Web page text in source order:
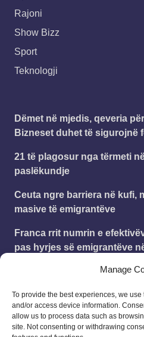
Manage
To provide the best experiences, we
and/or access device information.
allow us to process data such as
site. Not consenting or withdrawing
Rajoni
Show Bizz
Sport
Teknologji
Dëmet në mjedis, qeveria
Bizneset duhet të sigurojnë
21 të plagosur nga tërmeti
paslëkundje
Ceuta ngre barriera në kufi,
masive të emigrantëve
Franca rrit numrin e
pas hyrjes së emigrantëve
Zyrtare, Mario Mitaj
Leonard onPublikohet
2025 – 2026
18/08/2025